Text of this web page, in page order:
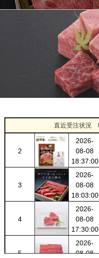
直近受注状況
2026-
03-14
20:55:00
2026-
03-14
20:48:00
2026-
03-14
18:00:00
1
08-08
19:30:00
2
2026-
08-08
18:37:00
3
2026-
08-08
18:03:00
4
2026-
08-08
17:30:00
5
2026-
08-08